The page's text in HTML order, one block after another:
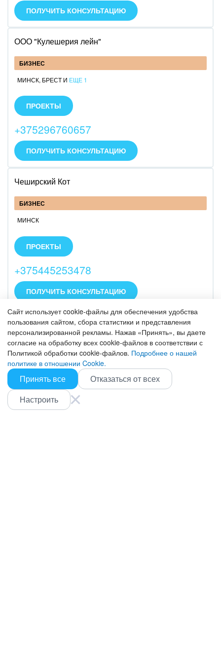
ПОЛУЧИТЬ КОНСУЛЬТАЦИЮ
ООО "Кулешерия лейн"
БИЗНЕС
МИНСК, БРЕСТ И ЕЩЕ 1
Хит 2026 - разработка персонализированного
встроенного в Б24 дашборда для наглядного
окне и управления ими.
ПРОЕКТЫ
+375296760657
ПОЛУЧИТЬ КОНСУЛЬТАЦИЮ
Чеширский Кот
БИЗНЕС
МИНСК
Оказываем полный спектр услуг: внедрение,
доработка, техническая поддержка, интеграция,
обучение и консалтинг.
ПРОЕКТЫ
+375445253478
ПОЛУЧИТЬ КОНСУЛЬТАЦИЮ
ВОЗМОЖНОСТИ
CRM
Онлайн-офис
Видеозвонки HD
Задачи и Проекты
ПОМОЩЬ
Вопросы и ответы
Обучение
Вебинары
ЖУРНАЛ
CRM
ВНЕДРЕНИЕ
Сайт использует cookie-файлы для обеспечения удобства
пользования сайтом, сбора статистики и представления
персонализированной рекламы. Нажав «Принять», вы даете
согласие на обработку всех cookie-файлов в соответствии с
Политикой обработки cookie-файлов. Подробнее о нашей
политике в отношении Cookie.
Принять все
Отказаться от всех
Настроить